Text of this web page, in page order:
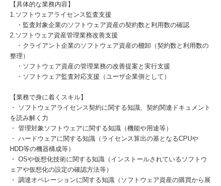
【具体的な業務内容】
1.ソフトウェアライセンス監査支援
・監査対象企業のソフトウェア資産の契約数と利用数の確認
2.ソフトウェア資産管理業務改善支援
・クライアント企業のソフトウェア資産の棚卸（契約数と利用数の
整理）
・ソフトウェア資産の管理業務の改善提案と実行支援
・ソフトウェア監査対応支援（ユーザ企業側として）
【業務で身に着くスキル】
・ ソフトウェアライセンス契約に関する知識、契約関連ドキュメント
を読み解く力
・ 管理対象ソフトウェアに関する知識（機能や用途等）
・ ハードウェアに関する知識（ライセンス算出の基となるCPUや
HDD等の機器構成等）
・ OSや仮想化技術に関する知識（インストールされているソフトウ
ェアや仮想化の設定の確認方法等）
・ 調達オペレーションに関する知識（ソフトウェア資産の購買から展